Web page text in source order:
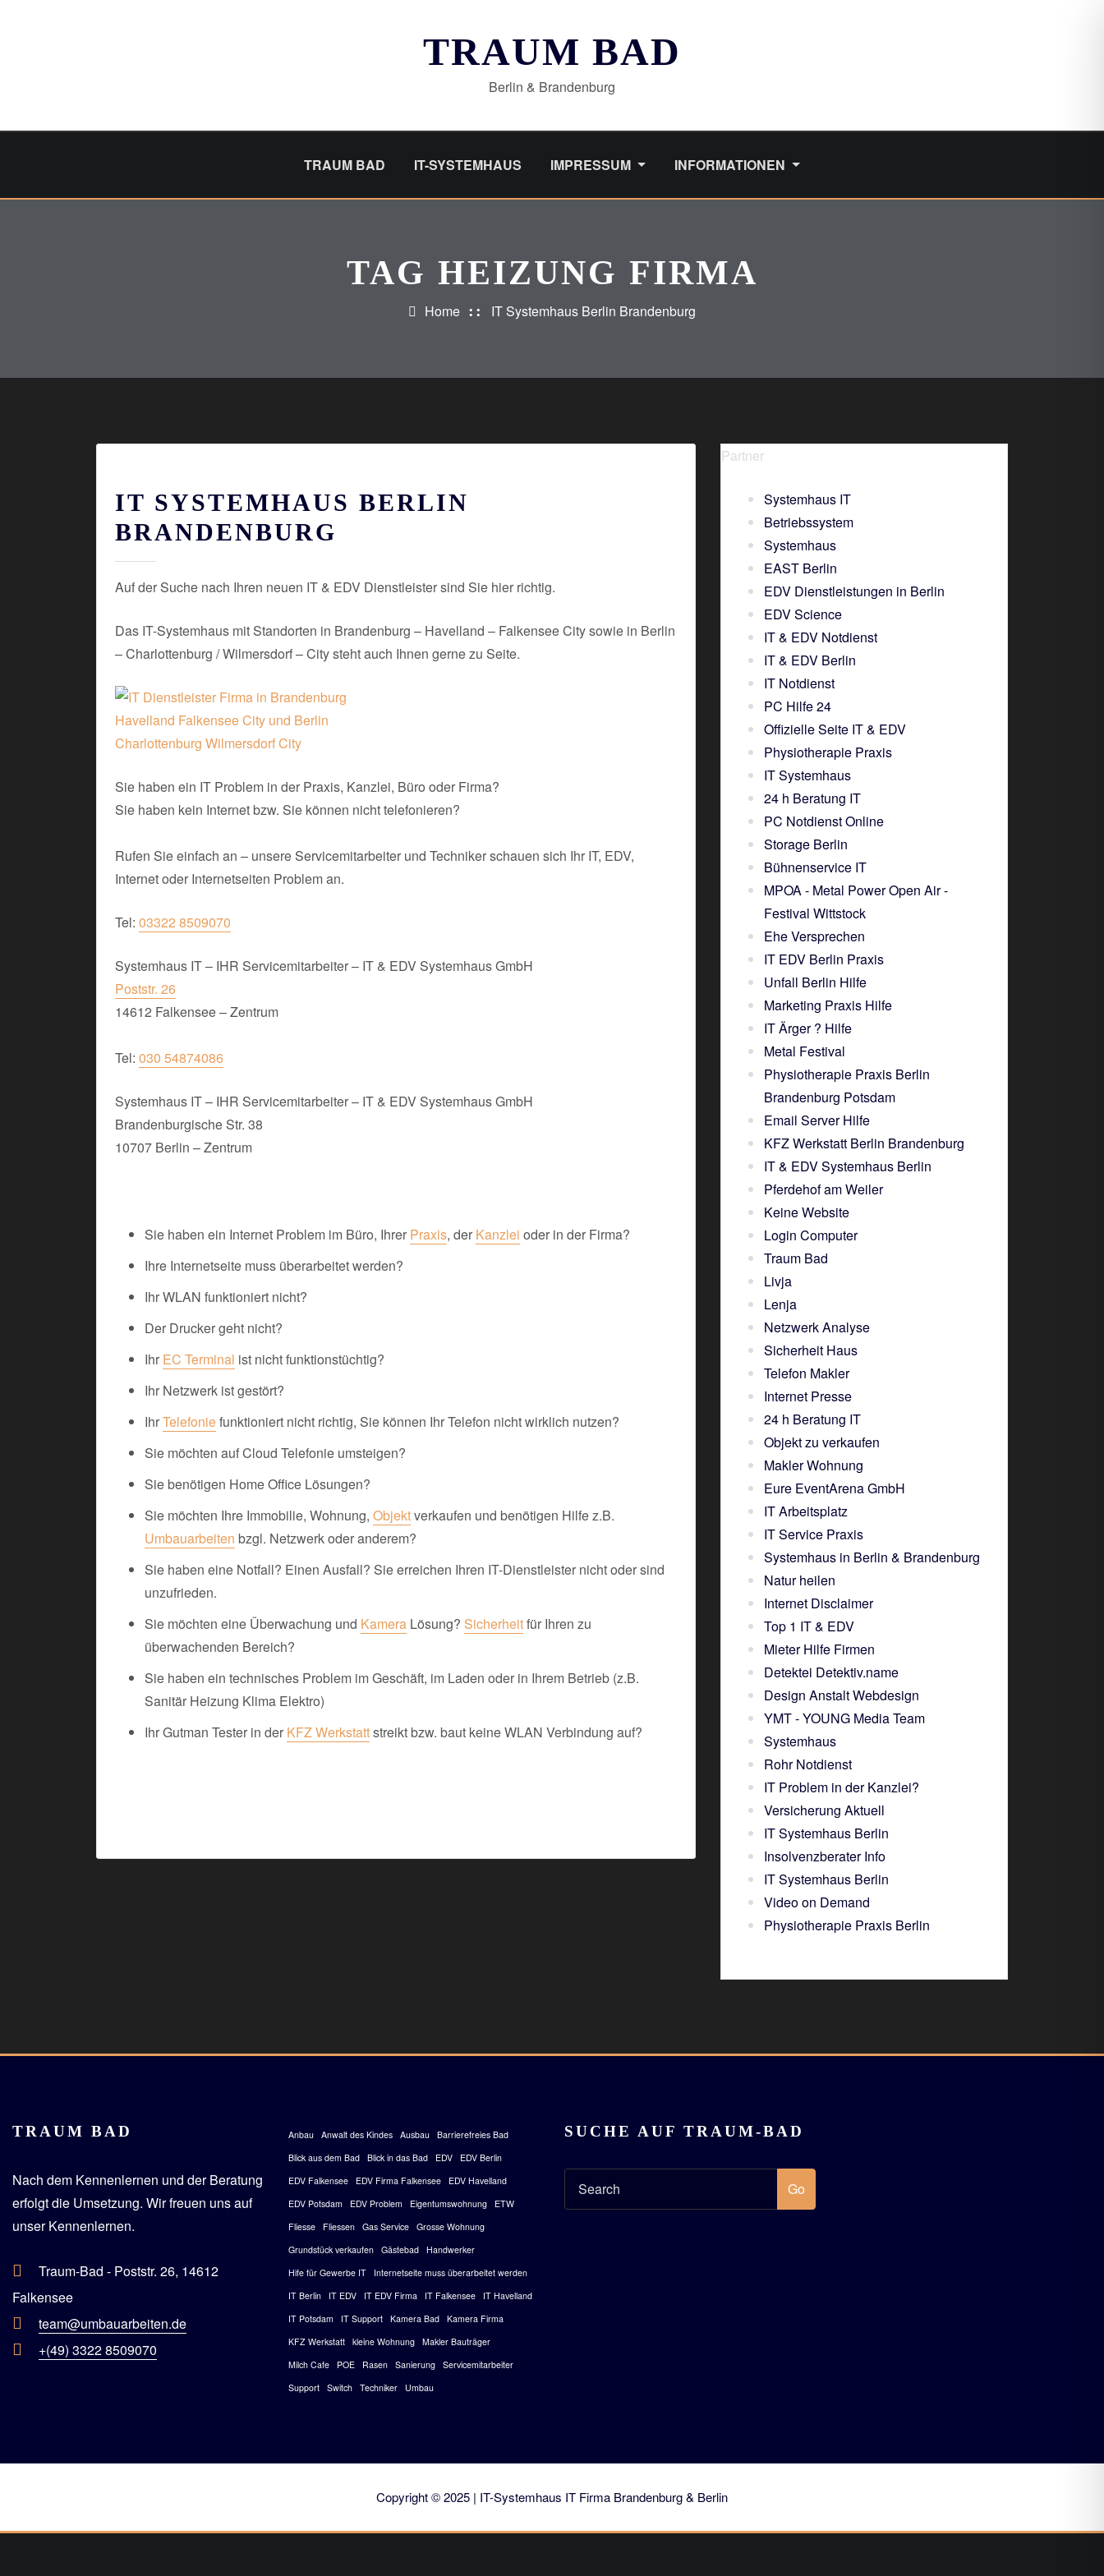
TRAUM BAD
Berlin & Brandenburg
TRAUM BAD IT-SYSTEMHAUS IMPRESSUM INFORMATIONEN
TAG HEIZUNG FIRMA
Home IT Systemhaus Berlin Brandenburg
IT SYSTEMHAUS BERLIN
BRANDENBURG
Auf der Suche nach Ihren neuen IT & EDV Dienstleister sind Sie hier richtig.
Das IT-Systemhaus mit Standorten in Brandenburg – Havelland – Falkensee City sowie in Berlin
– Charlottenburg / Wilmersdorf – City steht auch Ihnen gerne zu Seite.
Sie haben ein IT Problem in der Praxis, Kanzlei, Büro oder Firma?
Sie haben kein Internet bzw. Sie können nicht telefonieren?
Rufen Sie einfach an – unsere Servicemitarbeiter und Techniker schauen sich Ihr IT, EDV,
Internet oder Internetseiten Problem an.
Tel: 03322 8509070
Systemhaus IT – IHR Servicemitarbeiter – IT & EDV Systemhaus GmbH
Poststr. 26
14612 Falkensee – Zentrum
Tel: 030 54874086
Systemhaus IT – IHR Servicemitarbeiter – IT & EDV Systemhaus GmbH
Brandenburgische Str. 38
10707 Berlin – Zentrum
Sie haben ein Internet Problem im Büro, Ihrer Praxis, der Kanzlei oder in der Firma?
Ihre Internetseite muss überarbeitet werden?
Ihr WLAN funktioniert nicht?
Der Drucker geht nicht?
Ihr EC Terminal ist nicht funktionstüchtig?
Ihr Netzwerk ist gestört?
IhrTelefoniefunktioniert nicht richtig, Sie können Ihr Telefon nicht wirklich nutzen?
Sie möchten auf Cloud Telefonie umsteigen?
Sie benötigen Home Office Lösungen?
Sie möchten Ihre Immobilie, Wohnung, Objektverkaufen und benötigen Hilfe z.B.
Umbauarbeiten bzgl. Netzwerk oder anderem?
Sie haben eine Notfall? Einen Ausfall? Sie erreichen Ihren IT-Dienstleister nicht oder sind
unzufrieden.
Sie möchten eine Überwachung und Kamera Lösung? Sicherheitfür Ihren zu
überwachenden Bereich?
Sie haben ein technisches Problem im Geschäft, im Laden oder in Ihrem Betrieb (z.B.
Sanitär Heizung Klima Elektro)
Ihr Gutman Tester in der KFZ Werkstattstreikt bzw. baut keine WLAN Verbindung auf?
Partner
Systemhaus IT
Betriebssystem
Systemhaus
EAST Berlin
EDV Dienstleistungen in Berlin
EDV Science
IT & EDV Notdienst
IT & EDV Berlin
IT Notdienst
PC Hilfe 24
Offizielle Seite IT & EDV
Physiotherapie Praxis
IT Systemhaus
24 h Beratung IT
PC Notdienst Online
Storage Berlin
Bühnenservice IT
MPOA - Metal Power Open Air -
Festival Wittstock
Ehe Versprechen
IT EDV Berlin Praxis
Unfall Berlin Hilfe
Marketing Praxis Hilfe
IT Ärger ? Hilfe
Metal Festival
Physiotherapie Praxis Berlin
Brandenburg Potsdam
Email Server Hilfe
KFZ Werkstatt Berlin Brandenburg
IT & EDV Systemhaus Berlin
Pferdehof am Weiler
Keine Website
Login Computer
Traum Bad
Livja
Lenja
Netzwerk Analyse
Sicherheit Haus
Telefon Makler
Internet Presse
24 h Beratung IT
Objekt zu verkaufen
Makler Wohnung
Eure EventArena GmbH
IT Arbeitsplatz
IT Service Praxis
Systemhaus in Berlin & Brandenburg
Natur heilen
Internet Disclaimer
Top 1 IT & EDV
Mieter Hilfe Firmen
Detektei Detektiv.name
Design Anstalt Webdesign
YMT - YOUNG Media Team
Systemhaus
Rohr Notdienst
IT Problem in der Kanzlei?
Versicherung Aktuell
IT Systemhaus Berlin
Insolvenzberater Info
IT Systemhaus Berlin
Video on Demand
Physiotherapie Praxis Berlin
TRAUM BAD
Nach dem Kennenlernen und der Beratung
erfolgt die Umsetzung. Wir freuen uns auf
unser Kennenlernen.
Traum-Bad - Poststr. 26, 14612
Falkensee
team@umbauarbeiten.de
+(49) 3322 8509070
Anbau Anwalt des Kindes Ausbau Barrierefreies Bad
Blick aus dem Bad Blick in das Bad EDV
EDV Berlin
EDV Falkensee
EDV Firma Falkensee
EDV Havelland
EDV Potsdam
EDV Problem Eigentumswohnung
ETW
Fliesse
Fliessen Gas Service Grosse Wohnung
Grundstück verkaufen Gästebad Handwerker
Hife für Gewerbe IT
Internetseite muss überarbeitet werden
IT Berlin
IT EDV IT EDV Firma IT Falkensee
IT Havelland
IT Potsdam
IT Support Kamera Bad Kamera Firma
KFZ Werkstatt kleine Wohnung Makler Bauträger
Milch Cafe
POE Rasen Sanierung Servicemitarbeiter
Support Switch Techniker Umbau
SUCHE AUF TRAUM-BAD
Go
Copyright © 2025 | IT-Systemhaus IT Firma Brandenburg & Berlin